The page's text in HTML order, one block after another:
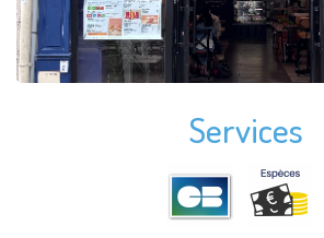
Services